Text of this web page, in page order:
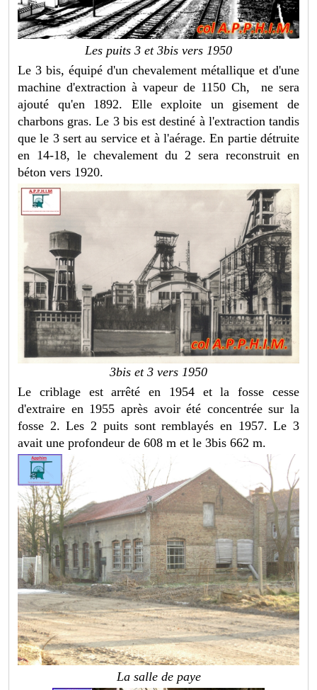
Les puits 3 et 3bis vers 1950
Le 3 bis, équipé d'un chevalement métallique et d'une
machine d'extraction à vapeur de 1150 Ch, ne sera
ajouté qu'en 1892. Elle exploite un gisement de
charbons gras. Le 3 bis est destiné à l'extraction tandis
que le 3 sert au service et à l'aérage. En partie détruite
en 14-18, le chevalement du 2 sera reconstruit en
béton vers 1920.
3bis et 3 vers 1950
Le criblage est arrêté en 1954 et la fosse cesse
d'extraire en 1955 après avoir été concentrée sur la
fosse 2. Les 2 puits sont remblayés en 1957. Le 3
avait une profondeur de 608 m et le 3bis 662 m.
La salle de paye